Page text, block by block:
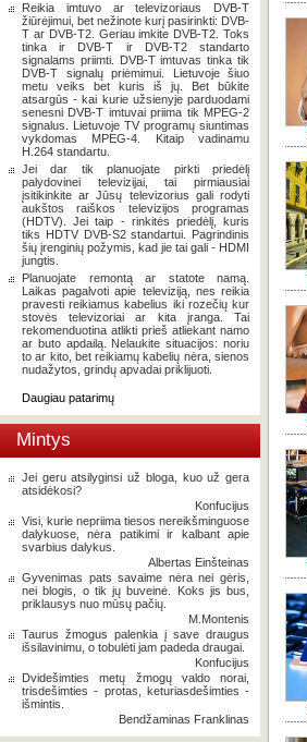
Reikia imtuvo ar televizoriaus DVB-T
žiūrėjimui, bet nežinote kurį pasirinkti: DVB-
T ar DVB-T2. Geriau imkite DVB-T2. Toks
tinka ir DVB-T ir DVB-T2 standarto
signalams priimti. DVB-T imtuvas tinka tik
DVB-T signalų priėmimui. Lietuvoje šiuo
metu veiks bet kuris iš jų. Bet būkite
atsargūs - kai kurie užsienyje parduodami
senesni DVB-T imtuvai priima tik MPEG-2
signalus. Lietuvoje TV programų siuntimas
vykdomas MPEG-4. Kitaip vadinamu
H.264 standartu.
Jei dar tik planuojate pirkti priedėlį
palydovinei televizijai, tai pirmiausiai
įsitikinkite ar Jūsų televizorius gali rodyti
aukštos raiškos televizijos programas
(HDTV). Jei taip - rinkitės priedėlį, kuris
tiks HDTV DVB-S2 standartui. Pagrindinis
šių įrenginių požymis, kad jie tai gali - HDMI
jungtis.
Planuojate remontą ar statote namą.
Laikas pagalvoti apie televiziją, nes reikia
pravesti reikiamus kabelius iki rozečių kur
stovės televizoriai ar kita įranga. Tai
rekomenduotina atlikti prieš atliekant namo
ar buto apdailą. Nelaukite situacijos: noriu
to ar kito, bet reikiamų kabelių nėra, sienos
nudažytos, grindų apvadai priklijuoti.
Daugiau patarimų
Mintys
Jei geru atsilyginsi už bloga, kuo už gera
atsidėkosi?
Konfucijus
Visi, kurie nepriima tiesos nereikšminguose
dalykuose, nėra patikimi ir kalbant apie
svarbius dalykus.
Albertas Einšteinas
Gyvenimas pats savaime nėra nei gėris,
nei blogis, o tik jų buveinė. Koks jis bus,
priklausys nuo mūsų pačių.
M.Montenis
Taurus žmogus palenkia į save draugus
išsilavinimu, o tobulėti jam padeda draugai.
Konfucijus
Dvidešimties metų žmogų valdo norai,
trisdešimties - protas, keturiasdešimties -
išmintis.
Bendžaminas Franklinas